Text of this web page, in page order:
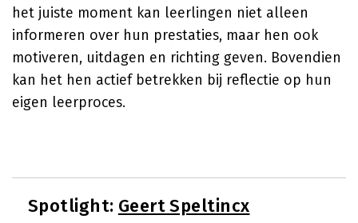
het juiste moment kan leerlingen niet alleen
informeren over hun prestaties, maar hen ook
motiveren, uitdagen en richting geven. Bovendien
kan het hen actief betrekken bij reflectie op hun
eigen leerproces.
Spotlight: Geert Speltincx